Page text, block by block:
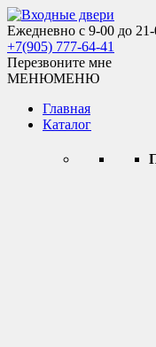
Skip
to
content
Входные двери
Ежедневно с 9-00 до
+7(905) 777-64-41
Перезвоните мне
МЕНЮМЕНЮ
Главная
Каталог